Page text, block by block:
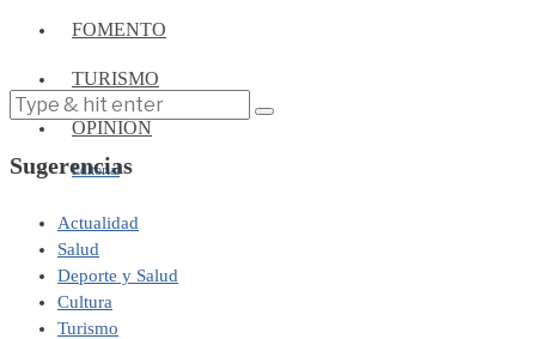
FOMENTO
TURISMO
OPINIÓN
Editorial
Sugerencias
Actualidad
Salud
Deporte y Salud
Cultura
Turismo